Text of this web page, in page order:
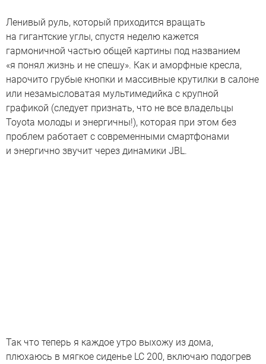
Ленивый руль, который приходится вращать
на гигантские углы, спустя неделю кажется
гармоничной частью общей картины под названием
«я понял жизнь и не спешу». Как и аморфные кресла,
нарочито грубые кнопки и массивные крутилки в салоне
или незамысловатая мультимедийка с крупной
графикой (следует признать, что не все владельцы
Toyota молоды и энергичны!), которая при этом без
проблем работает с современными смартфонами
и энергично звучит через динамики JBL.
Так что теперь я каждое утро выхожу из дома,
плюхаюсь в мягкое сиденье LC 200, включаю подогрев